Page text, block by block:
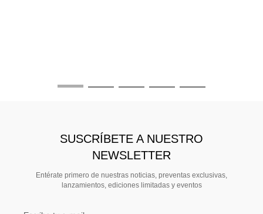
SUSCRÍBETE A NUESTRO
NEWSLETTER
Entérate primero de nuestras noticias, preventas exclusivas,
lanzamientos, ediciones limitadas y eventos